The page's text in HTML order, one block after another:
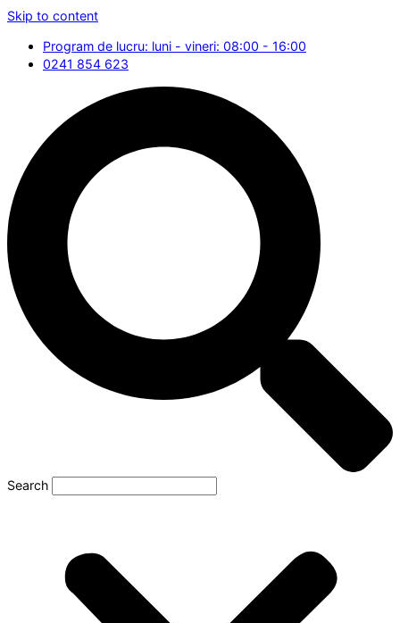
Skip to content
Program de lucru: luni - vineri: 08:00 - 16:00
0241 854 623
Search